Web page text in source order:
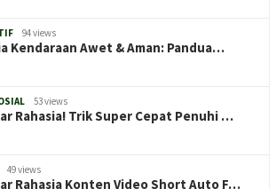
94 views
Kendaraan Awet & Aman: Pandua…
53 views
Rahasia! Trik Super Cepat Penuhi …
49 views
Rahasia Konten Video Short Auto F…